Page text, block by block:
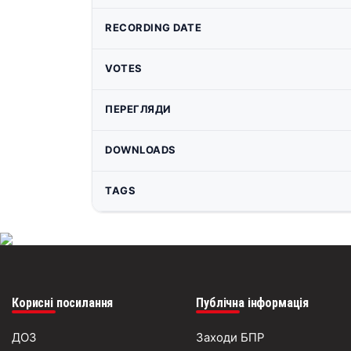
RECORDING DATE
VOTES
ПЕРЕГЛЯДИ
DOWNLOADS
TAGS
Корисні посилання
ДОЗ
Публічна інформація
Заходи БПР